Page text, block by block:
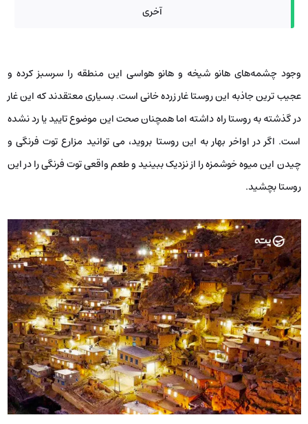
آخری
وجود چشمه‌های هانو شیخه و هانو هواسی این منطقه را سرسبز کرده و
عجیب ترین جاذبه این روستا غار زرده خانی است. بسیاری معتقدند که این غار
در گذشته به روستا راه داشته اما همچنان صحت این موضوع تایید یا رد نشده
است. اگر در اواخر بهار به این روستا بروید، می توانید مزارع توت فرنگی و
چیدن این میوه خوشمزه را از نزدیک ببینید و طعم واقعی توت فرنگی را در این
روستا بچشید.